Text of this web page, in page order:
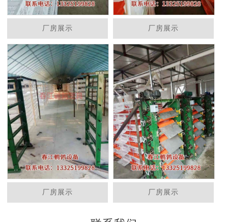
厂房展示 厂房展示
厂房展示 厂房展示